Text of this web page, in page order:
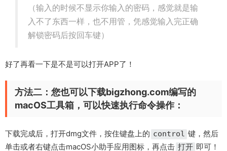
（输入的时候不显示你输入的密码，感觉就是输
入不了东西一样，也不用管，凭感觉输入完正确
解锁密码后按回车键）
好了再看一下是不是可以打开APP了！
方法二：您也可以下载bigzhong.com编写的
macOS工具箱，可以快速执行命令操作：
下载完成后，打开dmg文件，按住键盘上的 control 键，然后
单击或者右键点击macOS小助手应用图标，再点击 打开 即可！